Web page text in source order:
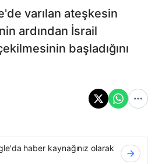
varılan ateşkesin
ardından İsrail
başladığını
haber kaynağınız olarak